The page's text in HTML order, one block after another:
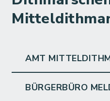
AMT
BÜRGERBÜRO